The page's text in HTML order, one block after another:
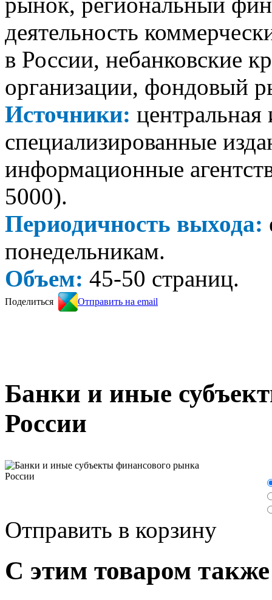
деятельность
в России, небанковские
организации, фондовый
Источники: центральная
специализированные
информационные
5000).
Периодичность выхода:
понедельникам.
Объем: 45-50 страниц.
Поделиться Отправить на email
Банки и иные
России
Отправить в корзину
С этим товаром